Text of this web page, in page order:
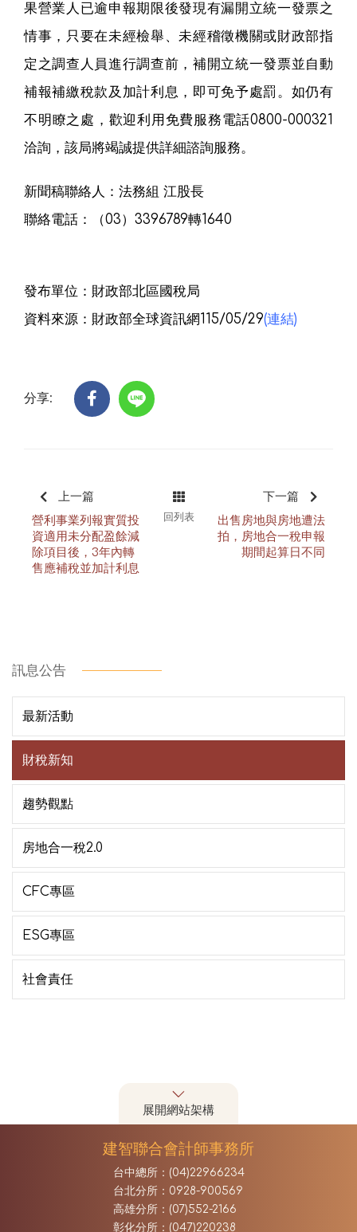
果營業人已逾申報期限後發現有漏開立統一發票之
情事，只要在未經檢舉、未經稽徵機關或財政部指
定之調查人員進行調查前，補開立統一發票並自動
補報補繳稅款及加計利息，即可免予處罰。如仍有
不明瞭之處，歡迎利用免費服務電話0800-000321
洽詢，該局將竭誠提供詳細諮詢服務。
新聞稿聯絡人：法務組 江股長
聯絡電話：（03）3396789轉1640
發布單位：財政部北區國稅局
資料來源：財政部全球資訊網115/05/29(連結)
分享:
上一篇
營利事業列報實質投
資適用未分配盈餘減
除項目後，3年內轉
售應補稅並加計利息
回列表
下一篇
出售房地與房地遭法
拍，房地合一稅申報
期間起算日不同
訊息公告
最新活動
財稅新知
趨勢觀點
房地合一稅2.0
CFC專區
ESG專區
社會責任
展開網站架構
建智聯合會計師事務所
台中總所：(04)22966234
台北分所：0928-900569
高雄分所：(07)552-2166
彰化分所：(047)220238